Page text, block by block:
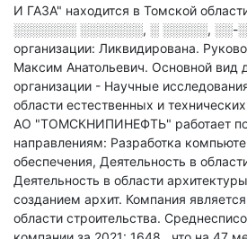
И ГАЗА" находится в Томской
░░░░░░░ ░░░░░░░, ░ ░░░░░, ░░-
организации: Ликвидирована.
Максим Анатольевич. Основной вид
организации - Научные
области естественных и
АО "ТОМСКНИПИНЕФТЬ" работает
направлениям: Разработка
обеспечения, Деятельность в
Деятельность в области
созданием архит. Компания
области строительства.